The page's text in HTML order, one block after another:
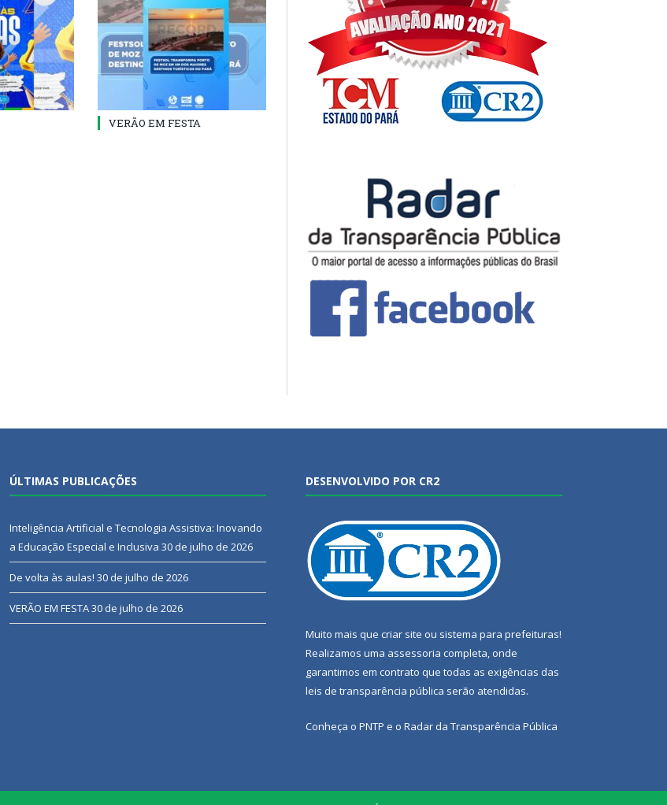
VERÃO EM FESTA
ÚLTIMAS PUBLICAÇÕES
Inteligência Artificial e Tecnologia Assistiva: Inovando
a Educação Especial e Inclusiva 30 de julho de 2026
De volta às aulas! 30 de julho de 2026
VERÃO EM FESTA30 de julho de 2026
DESENVOLVIDO POR CR2
Muito mais que criar site ou sistema para prefeituras!
Realizamos uma assessoria completa, onde
garantimos em contrato que todas as exigências das
leis de transparência pública serão atendidas.
Conheça o PNTP e o Radar da Transparência Pública